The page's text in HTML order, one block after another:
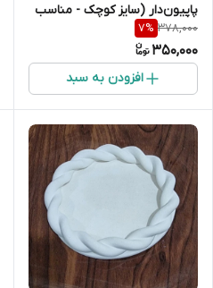
پاپیون‌دار (سایز کوچک - مناسب
گیفت)
378,000
7%
350,000
افزودن به سبد